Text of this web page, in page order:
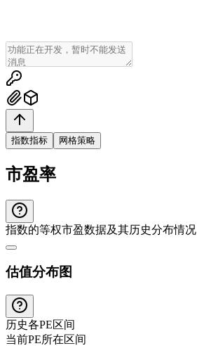
指数指标 网格策略
市盈率
指数的等权市盈数据及其历史分布情况
估值分布图
历史各PE区间
当前PE所在区间